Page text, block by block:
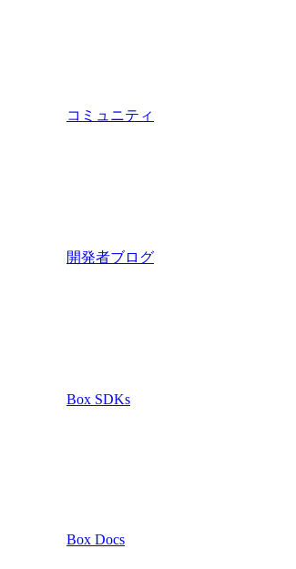
コミュニティ
開発者ブログ
Box SDKs
Box Docs